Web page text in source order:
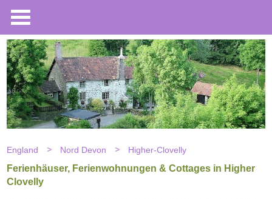
England Nord Devon Higher-Clovelly
Ferienhäuser, Ferienwohnungen & Cottages in Higher
Clovelly